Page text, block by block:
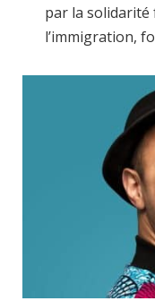
par la solidarité
l’immigration,